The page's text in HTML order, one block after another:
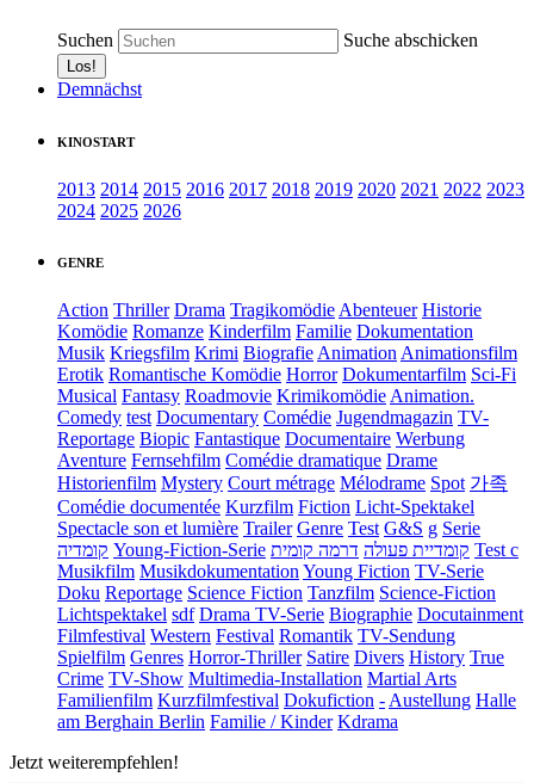
Suchen Suche abschicken
Demnächst
KINOSTART
2013 2014 2015 2016 2017 2018 2019 2020 2021 2022 2023
2024 2025 2026
GENRE
Action Thriller Drama TragikomödieAbenteuer Historie
Komödie Romanze Kinderfilm Familie Dokumentation
Musik Kriegsfilm Krimi BiografieAnimationAnimationsfilm
Erotik Romantische Komödie Horror Dokumentarfilm Sci-Fi
Musical Fantasy Roadmovie KrimikomödieAnimation.
Comedy test Documentary Comédie Jugendmagazin TV-
Reportage Biopic Fantastique Documentaire Werbung
Aventure Fernsehfilm Comédie dramatique Drame
Historienfilm Mystery Court métrage Mélodrame Spot 가족
Comédie documentée Kurzfilm Fiction Licht-Spektakel
Spectacle son et lumière Trailer Genre Test G&S g Serie
קומדיה Young-Fiction-Serie קומדיית פעולה דרמה קומית
Test c
Musikfilm MusikdokumentationYoung Fiction TV-Serie
Doku Reportage Science Fiction Tanzfilm Science-Fiction
Lichtspektakel sdf Drama TV-Serie Biographie Docutainment
Filmfestival Western Festival Romantik TV-Sendung
Spielfilm Genres Horror-Thriller Satire Divers History True
Crime TV-Show Multimedia-Installation Martial Arts
Familienfilm Kurzfilmfestival Dokufiction -Austellung Halle
am Berghain Berlin Familie / Kinder Kdrama
Jetzt weiterempfehlen!